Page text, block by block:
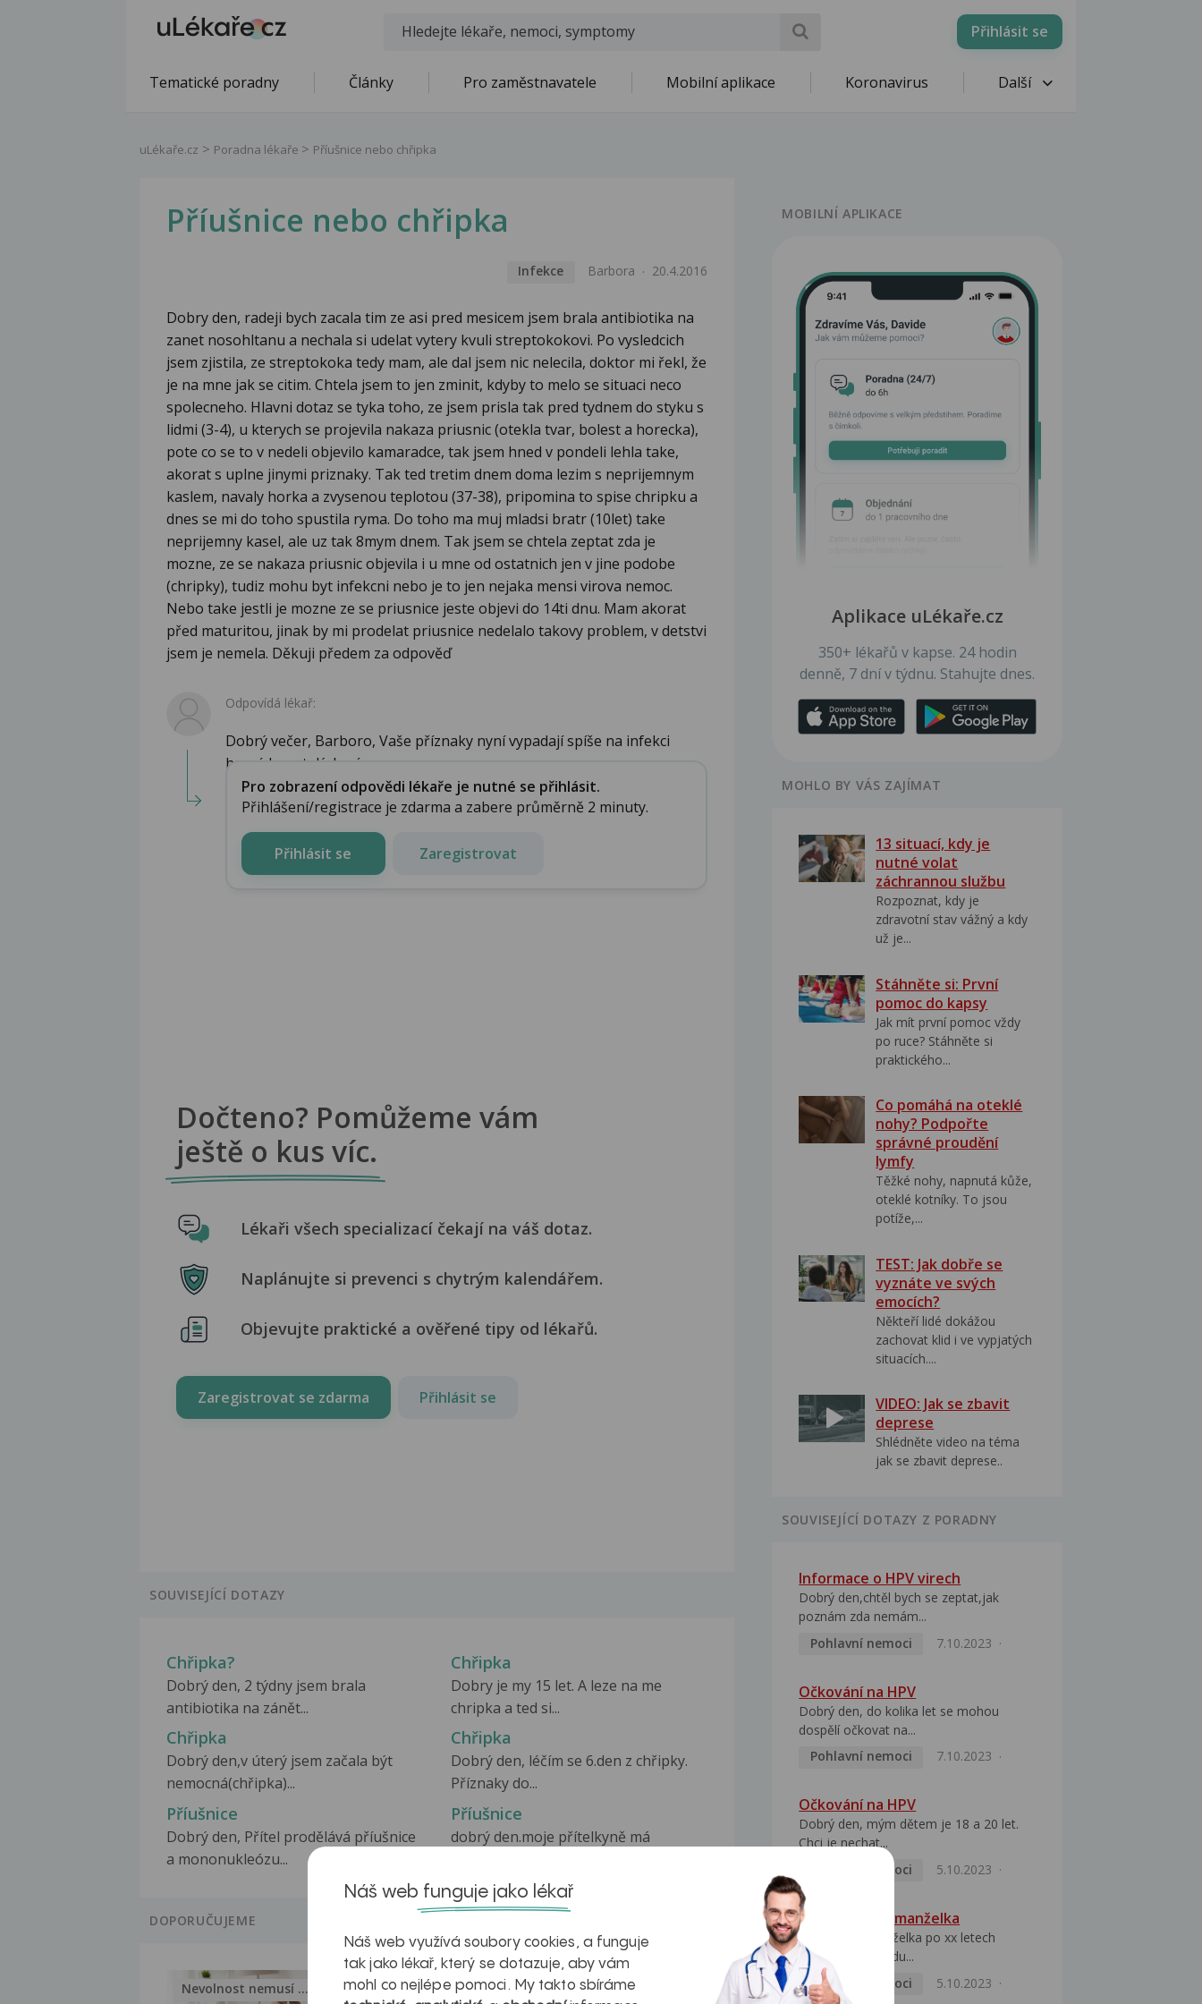
Přihlásit se
Tematické poradny Články Pro zaměstnavatele Mobilní aplikace Koronavirus Další
uLékaře.cz Poradna lékaře Příušnice nebo chřipka
Příušnice nebo chřipka
Infekce Barbora 20.4.2016
Dobry den, radeji bych zacala tim ze asi pred mesicem jsem brala antibiotika na
zanet nosohltanu a nechala si udelat vytery kvuli streptokokovi. Po vysledcich
jsem zjistila, ze streptokoka tedy mam, ale dal jsem nic nelecila, doktor mi řekl, že
je na mne jak se citim. Chtela jsem to jen zminit, kdyby to melo se situaci neco
spolecneho. Hlavni dotaz se tyka toho, ze jsem prisla tak pred tydnem do styku s
lidmi (3-4), u kterych se projevila nakaza priusnic (otekla tvar, bolest a horecka),
pote co se to v nedeli objevilo kamaradce, tak jsem hned v pondeli lehla take,
akorat s uplne jinymi priznaky. Tak ted tretim dnem doma lezim s neprijemnym
kaslem, navaly horka a zvysenou teplotou (37-38), pripomina to spise chripku a
dnes se mi do toho spustila ryma. Do toho ma muj mladsi bratr (10let) take
neprijemny kasel, ale uz tak 8mym dnem. Tak jsem se chtela zeptat zda je
mozne, ze se nakaza priusnic objevila i u mne od ostatnich jen v jine podobe
(chripky), tudiz mohu byt infekcni nebo je to jen nejaka mensi virova nemoc.
Nebo take jestli je mozne ze se priusnice jeste objevi do 14ti dnu. Mam akorat
před maturitou, jinak by mi prodelat priusnice nedelalo takovy problem, v detstvi
jsem je nemela. Děkuji předem za odpověď
Odpovídá lékař:
Dobrý večer, Barboro, Vaše příznaky nyní vypadají spíše na infekci
horních cest dýchacíc...
Pro zobrazení odpovědi lékaře je nutné se přihlásit.
Přihlášení/registrace je zdarma a zabere průměrně 2 minuty.
Přihlásit se Zaregistrovat
Dočteno? Pomůžeme vám
ještě o kus víc.
Lékaři všech specializací čekají na váš dotaz.
Naplánujte si prevenci s chytrým kalendářem.
Objevujte praktické a ověřené tipy od lékařů.
Zaregistrovat se zdarma Přihlásit se
SOUVISEJÍCÍ DOTAZY
Chřipka?
Dobrý den, 2 týdny jsem brala
antibiotika na zánět...
Chřipka
Dobry je my 15 let. A leze na me
chripka a ted si...
Chřipka
Dobrý den,v úterý jsem začala být
nemocná(chřipka)...
Chřipka
Dobrý den, léčím se 6.den z chřipky.
Příznaky do...
Příušnice
Dobrý den, Přítel prodělává příušnice
a mononukleózu...
Příušnice
dobrý den.moje přítelkyně má
DOPORUČUJEME
Nevolnost nemusí být nutnou... Jak na zdravá játra?
MOBILNÍ APLIKACE
Aplikace uLékaře.cz
350+ lékařů v kapse. 24 hodin
denně, 7 dní v týdnu. Stahujte dnes.
MOHLO BY VÁS ZAJÍMAT
13 situací, kdy je
nutné volat
záchrannou službu
Rozpoznat, kdy je
zdravotní stav vážný a kdy
už je...
Stáhněte si: První
pomoc do kapsy
Jak mít první pomoc vždy
po ruce? Stáhněte si
praktického...
Co pomáhá na oteklé
nohy? Podpořte
správné proudění
lymfy
Těžké nohy, napnutá kůže,
oteklé kotníky. To jsou
potíže,...
TEST: Jak dobře se
vyznáte ve svých
emocích?
Někteří lidé dokážou
zachovat klid i ve vypjatých
situacích....
VIDEO: Jak se zbavit
deprese
Shlédněte video na téma
jak se zbavit deprese..
SOUVISEJÍCÍ DOTAZY Z PORADNY
Informace o HPV virech
Dobrý den,chtěl bych se zeptat,jak
poznám zda nemám...
Pohlavní nemoci
7.10.2023
Očkování na HPV
Dobrý den, do kolika let se mohou
dospělí očkovat na...
Pohlavní nemoci
7.10.2023
Očkování na HPV
Dobrý den, mým dětem je 18 a 20 let.
Chci je nechat...
Pohlavní nemoci
5.10.2023
HPV pozitivní manželka
Dobrý den, manželka po xx letech
přivezla z Východu...
Pohlavní nemoci
5.10.2023
Náš web funguje jako lékař
Náš web využívá soubory cookies, a funguje
tak jako lékař, který se dotazuje, aby vám
mohl co nejlépe pomoci. My takto sbíráme